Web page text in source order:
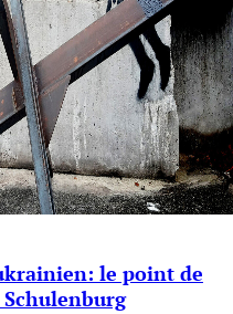
le point de